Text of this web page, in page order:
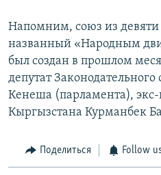
Напомним, союз из
названный «Народным
был создан в прошлом
депутат
Кенеша (парламента),
Кыргызстана Курманбек
Поделиться Follow